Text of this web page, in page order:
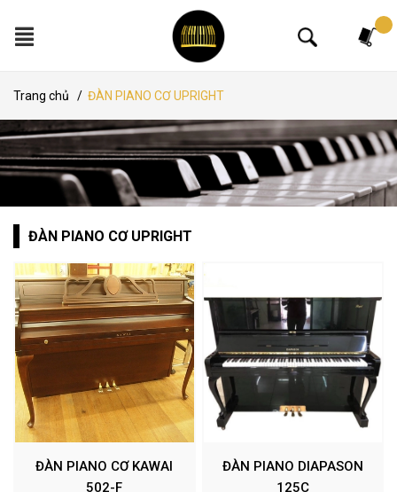
Trang chủ / ĐÀN PIANO CƠ UPRIGHT
ĐÀN PIANO CƠ UPRIGHT
ĐÀN PIANO CƠ KAWAI
502-F
ĐÀN PIANO DIAPASON
125C